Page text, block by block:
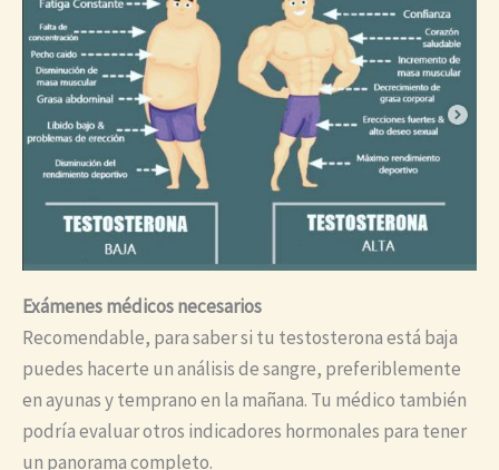
Exámenes médicos necesarios
Recomendable, para saber si tu testosterona está baja
puedes hacerte un análisis de sangre, preferiblemente
en ayunas y temprano en la mañana. Tu médico también
podría evaluar otros indicadores hormonales para tener
un panorama completo.